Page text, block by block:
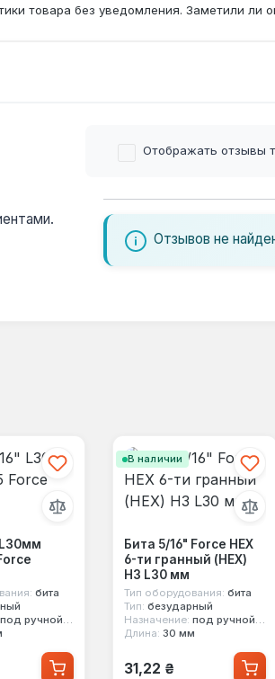
товара без уведомления. Заметили
Отображать отзывы
Отзывов не
бита
под ручной инструмент
В наличии
Бита 5/16" Force HEX
6-ти гранный (HEX)
Н3 L30 мм
Тип оборудования: бита
Тип: безударный
Назначение: под ручной инструмент
Длина: 30 мм
Обычная цена:
31,22 ₴